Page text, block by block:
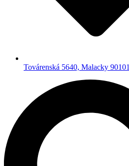
Továrenská 5640, Malacky 90101